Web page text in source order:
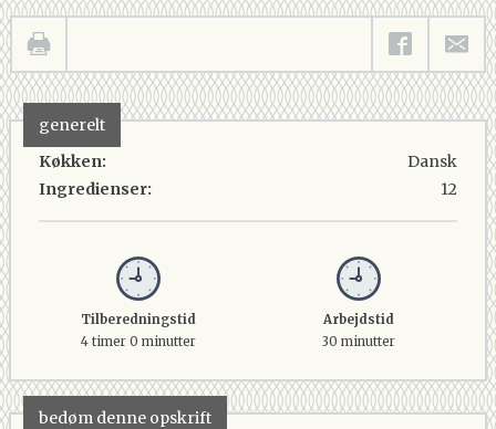
generelt
Køkken:
Ingredienser:
Dansk
12
Tilberedningstid
4 timer 0 minutter
Arbejdstid
30 minutter
bedøm denne opskrift